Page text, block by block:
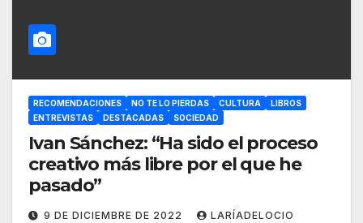
RECOMENDACIONES NO TE LO PIERDAS CULTURA
LIBROS
ENTREVISTAS
DESTACADAS SOCIEDAD
Ivan Sánchez: “Ha sido el proceso
creativo más libre por el que he
pasado”
9 DE DICIEMBRE DE 2022 LARÍADELOCIO